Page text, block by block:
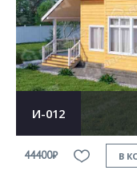
И-012
44400₽ В
Согласен на
This site is protected by